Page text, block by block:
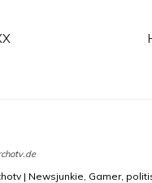
| Newsjunkie, Gamer,